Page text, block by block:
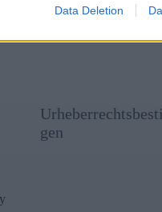
Data Deletion
gen